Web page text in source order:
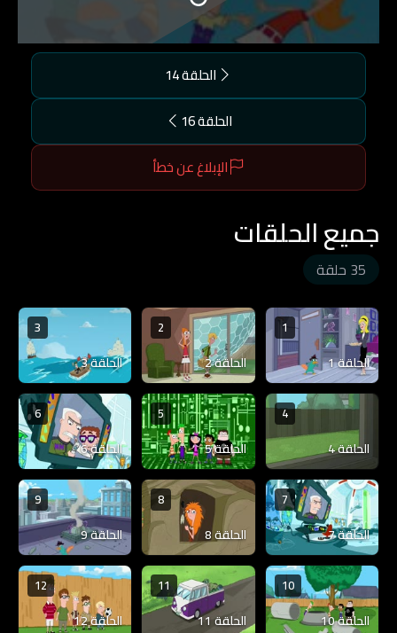
الحلقة 14
الحلقة 16
الإبلاغ عن خطأ
جميع الحلقات
35 حلقة
1
الحلقة 1
2
الحلقة 2
3
الحلقة 3
4
الحلقة 4
5
الحلقة 5
6
الحلقة 6
7
الحلقة 7
8
الحلقة 8
9
الحلقة 9
10
الحلقة 10
11
الحلقة 11
12
الحلقة 12